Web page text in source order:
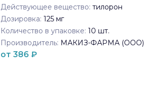
Действующее вещество: тилорон
Дозировка: 125 мг
Количество в упаковке: 10 шт.
Производитель: МАКИЗ-ФАРМА (ООО)
от 386 ₽